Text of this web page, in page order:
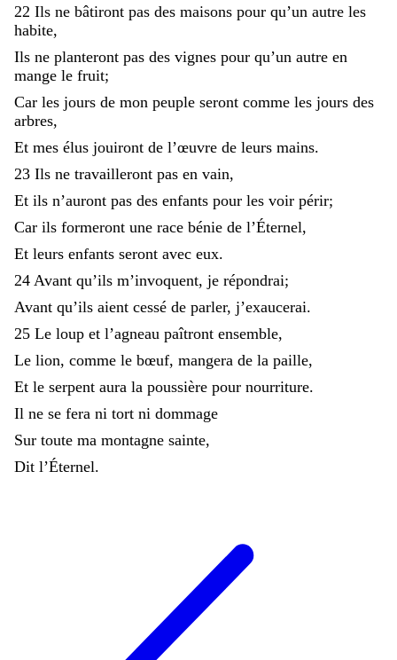
22 Ils ne bâtiront pas des maisons pour qu’un autre les
habite,
Ils ne planteront pas des vignes pour qu’un autre en
mange le fruit;
Car les jours de mon peuple seront comme les jours des
arbres,
Et mes élus jouiront de l’œuvre de leurs mains.
23 Ils ne travailleront pas en vain,
Et ils n’auront pas des enfants pour les voir périr;
Car ils formeront une race bénie de l’Éternel,
Et leurs enfants seront avec eux.
24 Avant qu’ils m’invoquent, je répondrai;
Avant qu’ils aient cessé de parler, j’exaucerai.
25 Le loup et l’agneau paîtront ensemble,
Le lion, comme le bœuf, mangera de la paille,
Et le serpent aura la poussière pour nourriture.
Il ne se fera ni tort ni dommage
Sur toute ma montagne sainte,
Dit l’Éternel.